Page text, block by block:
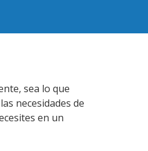
sea lo que
necesidades de
en un